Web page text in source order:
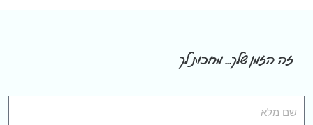
זה הזמן שלך... מחכות לך